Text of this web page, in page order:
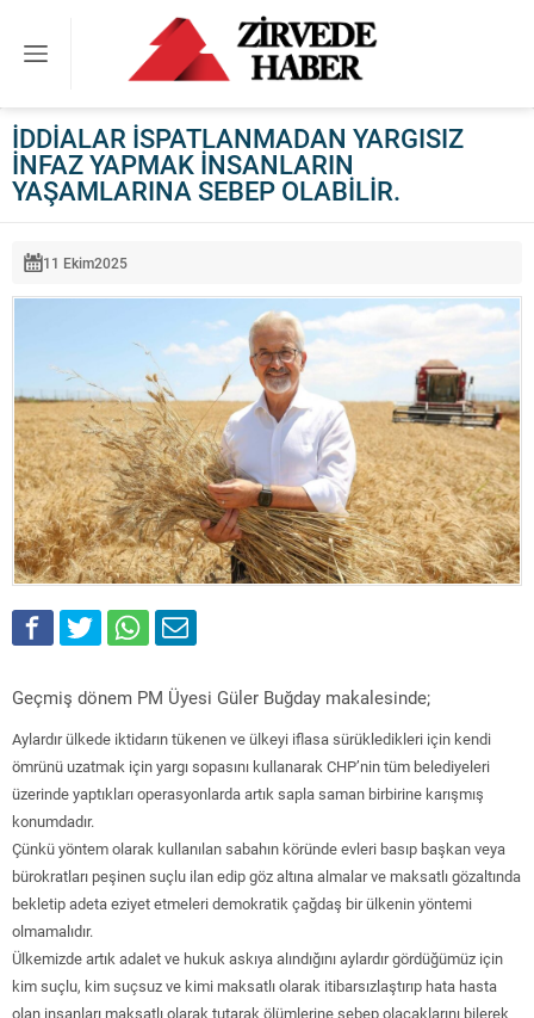
İDDİALAR İSPATLANMADAN YARGISIZ
İNFAZ YAPMAK İNSANLARIN
YAŞAMLARINA SEBEP OLABİLİR.
11 Ekim2025
Geçmiş dönem PM Üyesi Güler Buğday makalesinde;
Aylardır ülkede iktidarın tükenen ve ülkeyi iflasa sürükledikleri için kendi
ömrünü uzatmak için yargı sopasını kullanarak CHP’nin tüm belediyeleri
üzerinde yaptıkları operasyonlarda artık sapla saman birbirine karışmış
konumdadır.
Çünkü yöntem olarak kullanılan sabahın köründe evleri basıp başkan veya
bürokratları peşinen suçlu ilan edip göz altına almalar ve maksatlı gözaltında
bekletip adeta eziyet etmeleri demokratik çağdaş bir ülkenin yöntemi
olmamalıdır.
Ülkemizde artık adalet ve hukuk askıya alındığını aylardır gördüğümüz için
kim suçlu, kim suçsuz ve kimi maksatlı olarak itibarsızlaştırıp hata hasta
olan insanları maksatlı olarak tutarak ölümlerine sebep olacaklarını bilerek